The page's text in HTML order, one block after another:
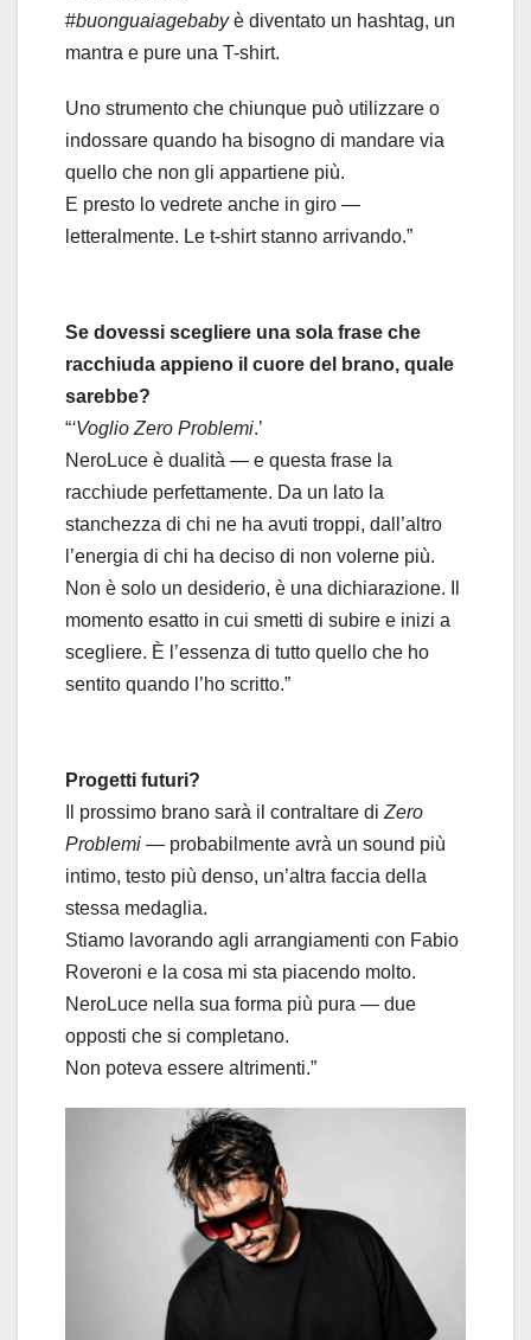
#buonguaiagebabyè diventato un hashtag, un
mantra e pure una T-shirt.
Uno strumento che chiunque può utilizzare o
indossare quando ha bisogno di mandare via
quello che non gli appartiene più.
E presto lo vedrete anche in giro —
letteralmente. Le t-shirt stanno arrivando.”
Se dovessi scegliere una sola frase che
racchiuda appieno il cuore del brano, quale
sarebbe?
“‘Voglio Zero Problemi.’
NeroLuce è dualità — e questa frase la
racchiude perfettamente. Da un lato la
stanchezza di chi ne ha avuti troppi, dall’altro
l’energia di chi ha deciso di non volerne più.
Non è solo un desiderio, è una dichiarazione. Il
momento esatto in cui smetti di subire e inizi a
scegliere. È l’essenza di tutto quello che ho
sentito quando l’ho scritto.”
Progetti futuri?
Il prossimo brano sarà il contraltare di Zero
Problemi — probabilmente avrà un sound più
intimo, testo più denso, un’altra faccia della
stessa medaglia.
Stiamo lavorando agli arrangiamenti con Fabio
Roveroni e la cosa mi sta piacendo molto.
NeroLuce nella sua forma più pura — due
opposti che si completano.
Non poteva essere altrimenti.”